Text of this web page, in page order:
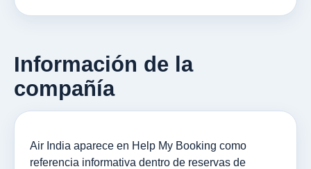
Información de la
compañía
Air India aparece en Help My Booking como
referencia informativa dentro de reservas de